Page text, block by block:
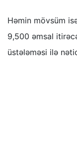
Həmin mövsüm
9,500 əmsal
üstələməsi ilə